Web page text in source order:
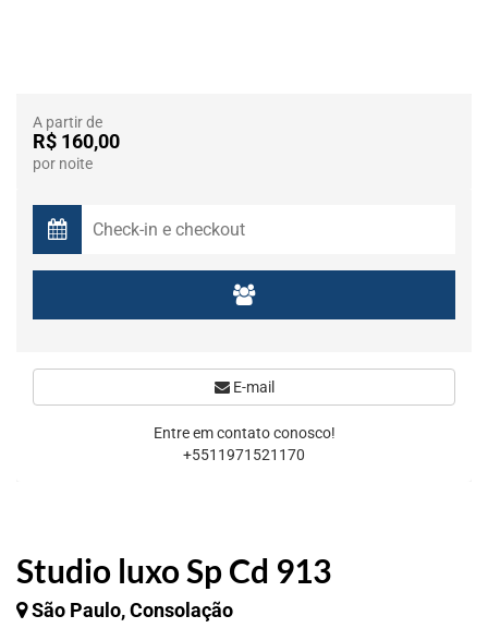
Studio luxo Sp Cd 913
São Paulo, Consolação
A partir de
R$ 160,00
por noite
E-mail
Entre em contato conosco!
+5511971521170